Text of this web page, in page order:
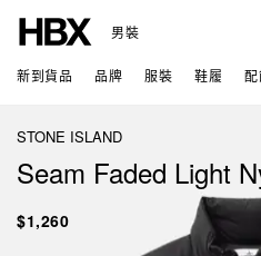
男裝
新到貨品 品牌 服裝 鞋履
STONE ISLAND
Seam Faded Light
$1,260